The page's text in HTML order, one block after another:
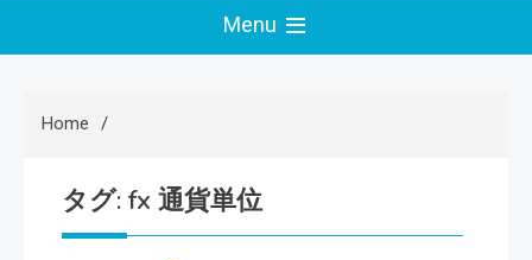
Menu
Home
タグ: fx 通貨単位